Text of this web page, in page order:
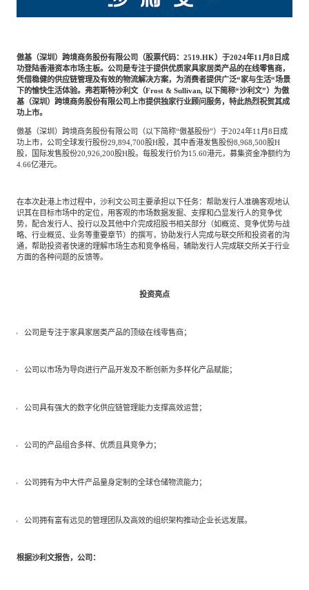
基础设施建设 环保节能科技
教育与培训 航运及港口
母婴 农林牧渔
园林绿化 商业航空
傲基（深圳）跨境商务股份有限公司（股票代码：2519.HK）于2024年11月8日成
功登陆香港资本市场主板。公司是专注于提供优质家具家居类产品的在线零售商，
凭借稳健的供应链管理及有效的物流解决方案，为消费者提供广泛“家与生活“场景
下的愉快生活体验。弗若斯特沙利文（Frost & Sullivan, 以下简称“沙利文”）为傲
基（深圳）跨境商务股份有限公司上市提供独家行业顾问服务，特此热烈祝贺其成
功上市。
傲基（深圳）跨境商务股份有限公司（以下简称“傲基股份”）于2024年11月8日成
功上市，公司全球发行股份29,894,700股H股，其中香港发售股份8,968,500股H
股，国际发售股份20,926,200股H股。每股发行价为15.60港元，募集资金净额约为
4.66亿港元。
在本次赴港上市过程中，沙利文公司主要承担以下任务：帮助发行人准确客观地认
识其在目标市场中的定位，用客观的市场数据发掘、支撑和凸显发行人的竞争优
势，配合发行人、投行以及其他中介完成招股书相关部分（如概览、竞争优势与战
略、行业概览、业务等重要章节）的撰写，协助发行人完成与联交所和投资者的沟
通，帮助投资者快速的理解市场生态和竞争格局，辅助发行人完成联交所关于行业
方面的各种问题的反馈等。
投资亮点
公司是专注于家具家居类产品的顶级在线零售商；
公司以市场为导向进行产品开发及不断创新为多样化产品赋能；
公司具有强大的数字化供应链管理能力支撑高效运营；
公司的产品组合多样、优质且具竞争力；
公司拥有为中大件产品量身定制的全球仓储物流能力；
公司拥有富有远见的管理团队及高效的组织架构推动企业长远发展。
根据沙利文报告，公司：